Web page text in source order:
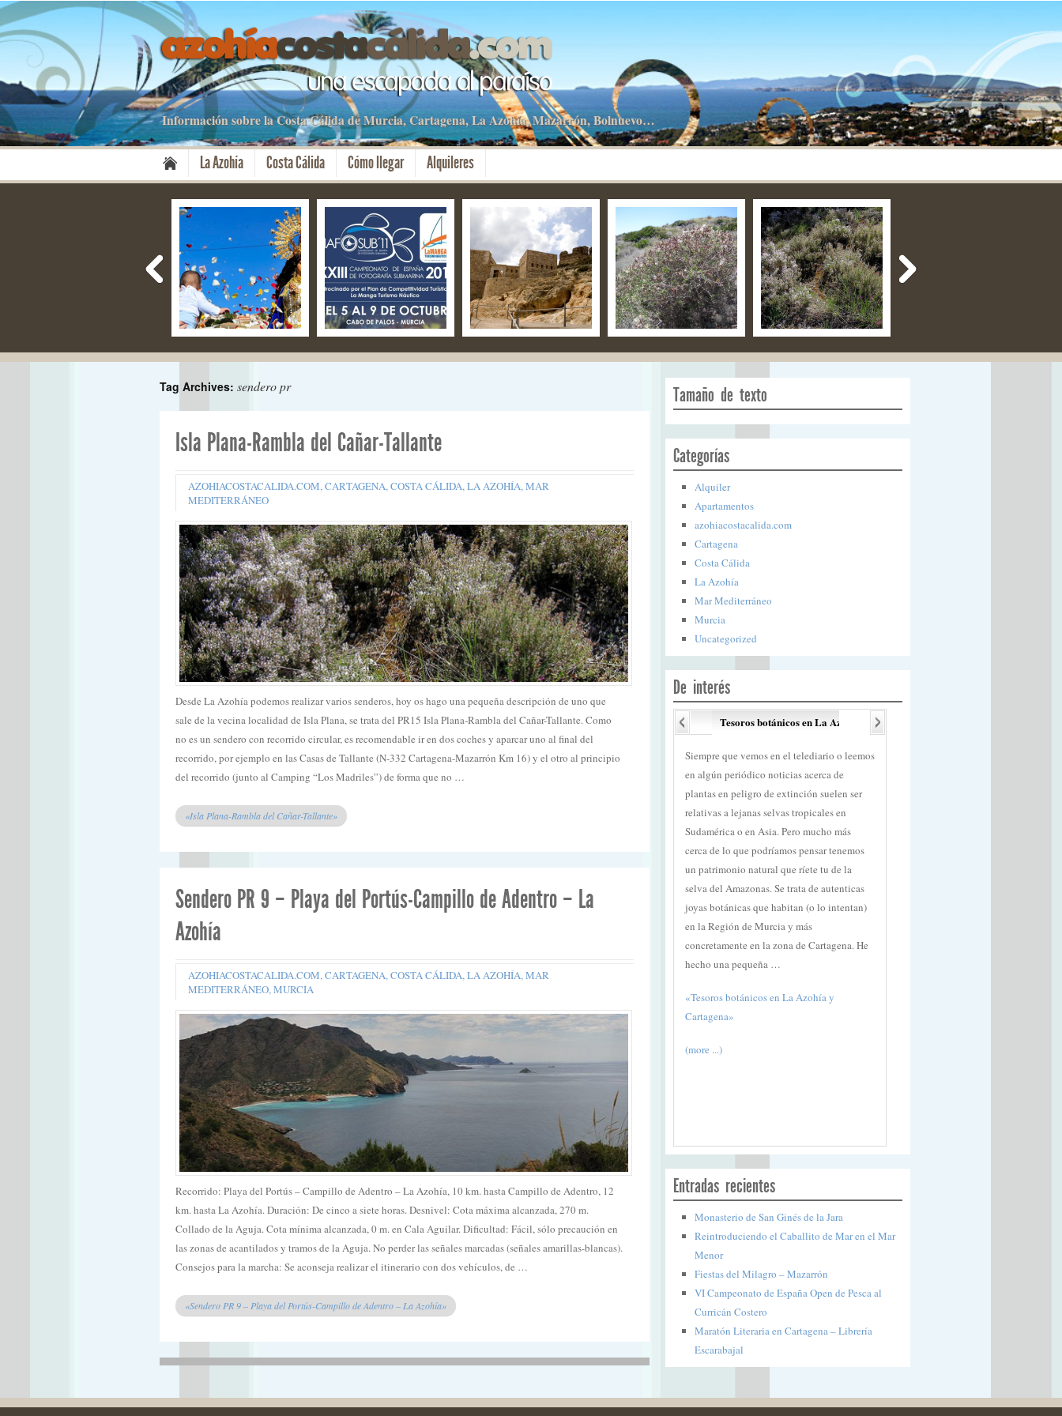
Información sobre la Costa Cálida de Murcia, Cartagena, La Azohía, Mazarrón, Bolnuevo…
La Azohía Costa Cálida Cómo llegar Alquileres
Fiestas del Milagro –
Mazarrón
08 Nov 2019
No Comment
By apartamentos
NAFOSUB – La Manga
del Mar Menor y Cabo
de Palos
13 Oct 2019
No Comment
By apartamentos
El fuerte de Navidad –
Aniversario de
Cartagena Puerto de
Culturas
28 Sep 2019
No Comment
By apartamentos
Tesoros botánicos en
La Azohía y Cartagena
11 Sep 2019
2 Comments
By apartamentos
Isla Plana-Rambla del
Cañar-Tallante
09 Sep 2019
No Comment
By apartamentos
Tag Archives: sendero pr
Isla Plana-Rambla del Cañar-Tallante
AZOHIACOSTACALIDA.COM,CARTAGENA,COSTA CÁLIDA,LA AZOHÍA,MAR
MEDITERRÁNEO
Desde La Azohía podemos realizar varios senderos, hoy os hago una pequeña descripción de uno que
sale de la vecina localidad de Isla Plana, se trata del PR15 Isla Plana-Rambla del Cañar-Tallante. Como
no es un sendero con recorrido circular, es recomendable ir en dos coches y aparcar uno al final del
recorrido, por ejemplo en las Casas de Tallante (N-332 Cartagena-Mazarrón Km 16) y el otro al principio
del recorrido (junto al Camping “Los Madriles”) de forma que no …
«Isla Plana-Rambla del Cañar-Tallante»
Sendero PR 9 – Playa del Portús-Campillo de Adentro – La
Azohía
AZOHIACOSTACALIDA.COM,CARTAGENA,COSTA CÁLIDA,LA AZOHÍA,MAR
MEDITERRÁNEO,MURCIA
Recorrido: Playa del Portús – Campillo de Adentro – La Azohía, 10 km. hasta Campillo de Adentro, 12
km. hasta La Azohía. Duración: De cinco a siete horas. Desnivel: Cota máxima alcanzada, 270 m.
Collado de la Aguja. Cota mínima alcanzada, 0 m. en Cala Aguilar. Dificultad: Fácil, sólo precaución en
las zonas de acantilados y tramos de la Aguja. No perder las señales marcadas (señales amarillas-blancas).
Consejos para la marcha: Se aconseja realizar el itinerario con dos vehículos, de …
«Sendero PR 9 – Playa del Portús-Campillo de Adentro – La Azohía»
Tamaño de texto
Categorías
Alquiler
Apartamentos
azohiacostacalida.com
Cartagena
Costa Cálida
La Azohía
Mar Mediterráneo
Murcia
Uncategorized
De interés
Tesoros botánicos en La Azohía y Cartagena
Siempre que vemos en el telediario o leemos
en algún periódico noticias acerca de
plantas en peligro de extinción suelen ser
relativas a lejanas selvas tropicales en
Sudamérica o en Asia. Pero mucho más
cerca de lo que podríamos pensar tenemos
un patrimonio natural que ríete tu de la
selva del Amazonas. Se trata de autenticas
joyas botánicas que habitan (o lo intentan)
en la Región de Murcia y más
concretamente en la zona de Cartagena. He
hecho una pequeña …
«Tesoros botánicos en La Azohía y
Cartagena»
(more ...)
Entradas recientes
Monasterio de San Ginés de la Jara
Reintroduciendo el Caballito de Mar en el Mar
Menor
Fiestas del Milagro – Mazarrón
VI Campeonato de España Open de Pesca al
Curricán Costero
Maratón Literaria en Cartagena – Librería
Escarabajal